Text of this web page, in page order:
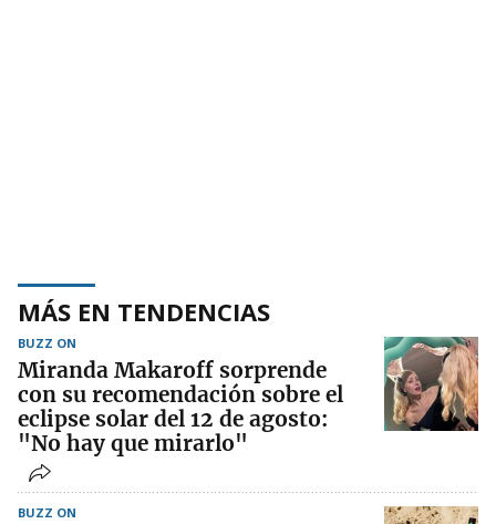
MÁS EN TENDENCIAS
BUZZ ON
Miranda Makaroff sorprende
con su recomendación sobre el
eclipse solar del 12 de agosto:
"No hay que mirarlo"
BUZZ ON